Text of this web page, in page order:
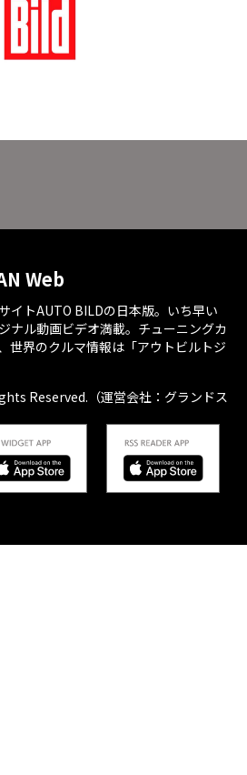
Web
イトAUTO BILDの日本版。いち早い
ナル動画ビデオ満載。チューニングカ
世界のクルマ情報は「アウトビルトジ
Reserved.（運営会社：グランドス